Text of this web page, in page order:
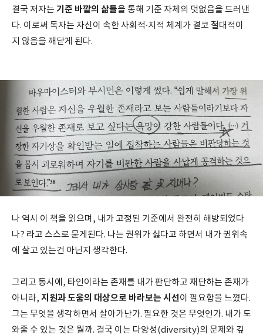
결국 저자는 기준 바깥의 삶들을 통해 기준 자체의 덧없음을 드러낸
다. 이로써 독자는 자신이 속한 사회적·지적 체계가 결코 절대적이
지 않음을 깨닫게 된다.
나 역시 이 책을 읽으며, 내가 고정된 기준에서 완전히 해방되었다
나? 라고 스스로 묻게된다. 나는 권위가 싫다고 하면서 내가 귄위속
에 살고 있는건 아닌지 생각한다.
그리고 동시에, 타인이라는 존재를 내가 판단하고 재단하는 존재가
아니라, 지원과 도움의 대상으로 바라보는 시선이 필요함을 느꼈다.
그는 무엇을 생각하면서 살아가난가. 필요한 것은 무엇인가. 내가 도
와줄 수 있는 것은 뭘까. 결국 이는 다양성(diversity)의 문제와 깊